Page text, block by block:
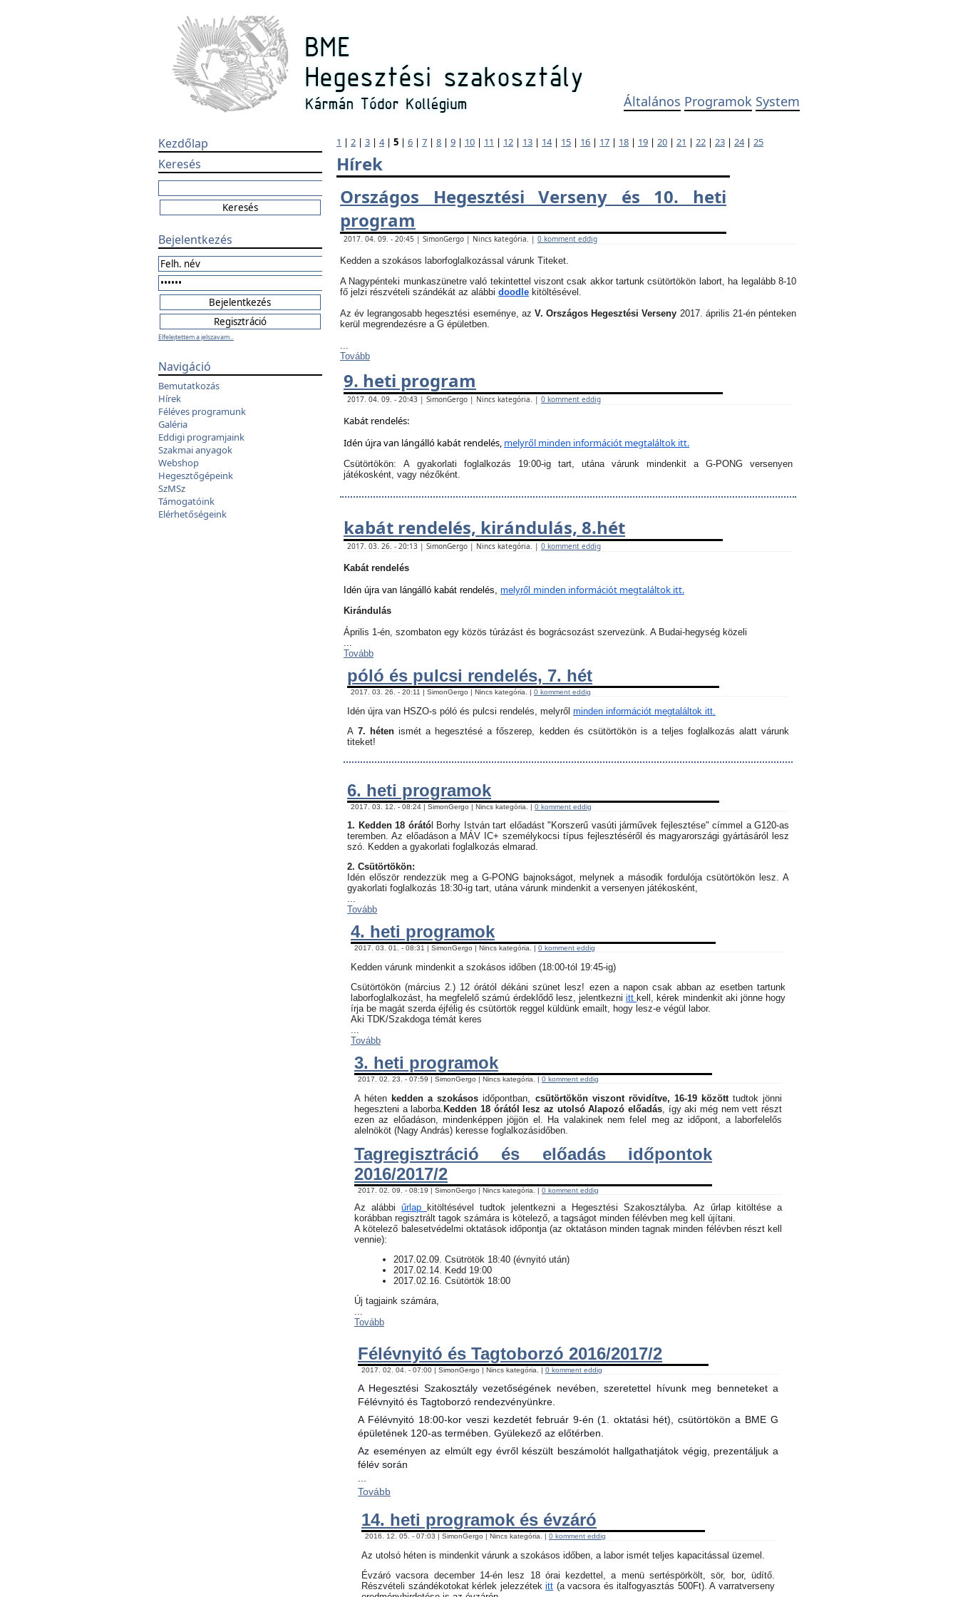
Általános Programok System
Kezdőlap
Keresés
Bejelentkezés
Elfelejtettem a jelszavam...
Navigáció
Bemutatkozás
Hírek
Féléves programunk
Galéria
Eddigi programjaink
Szakmai anyagok
Webshop
Hegesztőgépeink
SzMSz
Támogatóink
Elérhetőségeink
1 | 2 | 3 | 4| 5 | 6 | 7 | 8 | 9 | 10 | 11 | 12 | 13 | 14| 15 | 16 | 17 | 18 | 19 | 20 | 21 | 22 | 23 | 24| 25
Hírek
Országos Hegesztési Verseny és 10. heti
program
2017. 04. 09. - 20:45 | SimonGergo | Nincs kategória. | 0 komment eddig
Kedden a szokásos laborfoglalkozással várunk Titeket.
A Nagypénteki munkaszünetre való tekintettel viszont csak akkor tartunk csütörtökön labort, ha legalább 8-10
fő jelzi részvételi szándékát az alábbi doodle kitöltésével.
Az év legrangosabb hegesztési eseménye, az V. Országos Hegesztési Verseny 2017. április 21-én pénteken
kerül megrendezésre a G épületben.
...
Tovább
9. heti program
2017. 04. 09. - 20:43 | SimonGergo | Nincs kategória. | 0 komment eddig
Kabát rendelés:
Idén újra van lángálló kabát rendelés, melyről minden információt megtaláltok itt.
Csütörtökön: A gyakorlati foglalkozás 19:00-ig tart, utána várunk mindenkit a G-PONG versenyen
játékosként, vagy nézőként.
kabát rendelés, kirándulás, 8.hét
2017. 03. 26. - 20:13 | SimonGergo | Nincs kategória. | 0 komment eddig
Kabát rendelés
Idén újra van lángálló kabát rendelés, melyről minden információt megtaláltok itt.
Kirándulás
Április 1-én, szombaton egy közös túrázást és bográcsozást szervezünk. A Budai-hegység közeli
...
Tovább
póló és pulcsi rendelés, 7. hét
2017. 03. 26. - 20:11 | SimonGergo | Nincs kategória. | 0 komment eddig
Idén újra van HSZO-s póló és pulcsi rendelés, melyről minden információt megtaláltok itt.
A7. hétenismét a hegesztésé a főszerep, kedden és csütörtökön is a teljes foglalkozás alatt várunk
titeket!
6. heti programok
2017. 03. 12. - 08:24 | SimonGergo | Nincs kategória. | 0 komment eddig
1. Kedden 18 órától Borhy István tart előadást "Korszerű vasúti járművek fejlesztése" címmel a G120-as
teremben. Az előadáson a MÁV IC+ személykocsi típus fejlesztéséről és magyarországi gyártásáról lesz
szó. Kedden a gyakorlati foglalkozás elmarad.
2. Csütörtökön:
Idén először rendezzük meg a G-PONG bajnokságot, melynek a második fordulója csütörtökön lesz. A
gyakorlati foglalkozás 18:30-ig tart, utána várunk mindenkit a versenyen játékosként,
...
Tovább
4. heti programok
2017. 03. 01. - 08:31 | SimonGergo | Nincs kategória. | 0 komment eddig
Kedden várunk mindenkit a szokásos időben (18:00-tól 19:45-ig)
Csütörtökön (március 2.) 12 órától dékáni szünet lesz! ezen a napon csak abban az esetben tartunk
laborfoglalkozást, ha megfelelő számú érdeklődő lesz, jelentkezniitt kell, kérek mindenkit aki jönne hogy
írja be magát szerda éjfélig és csütörtök reggel küldünk emailt, hogy lesz-e végül labor.
Aki TDK/Szakdoga témát keres
Tovább
3. heti programok
2017. 02. 23. - 07:59 | SimonGergo | Nincs kategória. | 0 komment eddig
A héten kedden a szokásos időpontban, csütörtökön viszont rövidítve, 16-19 között tudtok jönni
hegeszteni a laborba.Kedden 18 órától lesz az utolsó Alapozó előadás , így aki még nem vett részt
ezen az előadáson, mindenképpen jöjjön el. Ha valakinek nem felel meg az időpont, a laborfelelős
alelnököt (Nagy András) keresse foglalkozásidőben.
Tagregisztráció és előadás időpontok
2016/2017/2
2017. 02. 09. - 08:19 | SimonGergo | Nincs kategória. | 0 komment eddig
Az alábbi űrlap
kitöltésével tudtok jelentkezni a Hegesztési Szakosztályba. Az űrlap kitöltése a
korábban regisztrált tagok számára is kötelező, a tagságot minden félévben meg kell újítani.
​A kötelező balesetvédelmi oktatások időpontja (az oktatáson minden tagnak minden félévben részt kell
vennie):
​2017.02.09. Csütrötök 18:40 (évnyitó után)
2017.02.14. Kedd 19:00
2017.02.16. Csütörtök 18:00
Új tagjaink számára,
...
Tovább
Félévnyitó és Tagtoborzó 2016/2017/2
2017. 02. 04. - 07:00 | SimonGergo | Nincs kategória. | 0 komment eddig
A Hegesztési Szakosztály vezetőségének nevében, szeretettel hívunk meg benneteket a
Félévnyitó és Tagtoborzó rendezvényünkre.
A Félévnyitó 18:00-kor veszi kezdetét február 9-én (1. oktatási hét), csütörtökön a BME G
épületének 120-as termében. Gyülekező az előtérben.
Az eseményen az elmúlt egy évről készült beszámolót hallgathatjátok végig, prezentáljuk a
félév során
...
Tovább
14. heti programok és évzáró
2016. 12. 05. - 07:03 | SimonGergo | Nincs kategória. | 0 komment eddig
Az utolsó héten is mindenkit várunk a szokásos időben, a labor ismét teljes kapacitással üzemel.
Évzáró vacsora december 14-én lesz 18 órai kezdettel, a menü sertéspörkölt, sör, bor, üdítő.
Részvételi szándékotokat kérlek jelezzétekitt (a vacsora és italfogyasztás 500Ft). A varratverseny